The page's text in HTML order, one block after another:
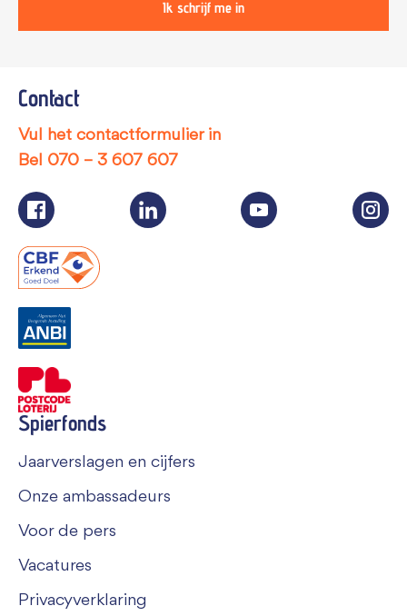
Contact
Vul het contactformulier in
Bel 070 – 3 607 607
Spierfonds
Jaarverslagen en cijfers
Onze ambassadeurs
Voor de pers
Vacatures
Privacyverklaring
Ik schrijf me in